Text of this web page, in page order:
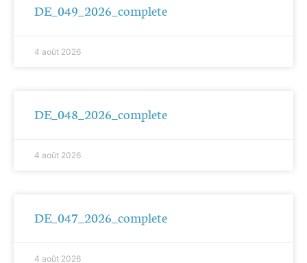
DE_049_2026_complete
4 août 2026
DE_048_2026_complete
4 août 2026
DE_047_2026_complete
4 août 2026